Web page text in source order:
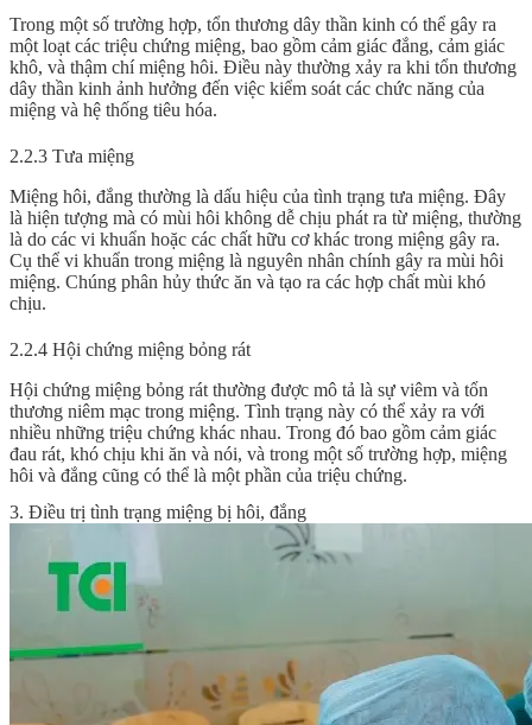
Trong một số trường hợp, tổn thương dây thần kinh có thể gây ra
một loạt các triệu chứng miệng, bao gồm cảm giác đắng, cảm giác
khô, và thậm chí miệng hôi. Điều này thường xảy ra khi tổn thương
dây thần kinh ảnh hưởng đến việc kiểm soát các chức năng của
miệng và hệ thống tiêu hóa.
2.2.3 Tưa miệng
Miệng hôi, đắng thường là dấu hiệu của tình trạng tưa miệng. Đây
là hiện tượng mà có mùi hôi không dễ chịu phát ra từ miệng, thường
là do các vi khuẩn hoặc các chất hữu cơ khác trong miệng gây ra.
Cụ thể vi khuẩn trong miệng là nguyên nhân chính gây ra mùi hôi
miệng. Chúng phân hủy thức ăn và tạo ra các hợp chất mùi khó
chịu.
2.2.4 Hội chứng miệng bỏng rát
Hội chứng miệng bỏng rát thường được mô tả là sự viêm và tổn
thương niêm mạc trong miệng. Tình trạng này có thể xảy ra với
nhiều những triệu chứng khác nhau. Trong đó bao gồm cảm giác
đau rát, khó chịu khi ăn và nói, và trong một số trường hợp, miệng
hôi và đắng cũng có thể là một phần của triệu chứng.
3. Điều trị tình trạng miệng bị hôi, đắng